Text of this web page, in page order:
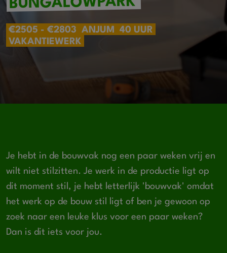
€2505 - €2803 ANJUM
40 UUR
VAKANTIEWERK
Je hebt in de bouwvak nog een paar weken vrij en
wilt niet stilzitten. Je werk in de productie ligt op
dit moment stil, je hebt letterlijk 'bouwvak' omdat
het werk op de bouw stil ligt of ben je gewoon op
zoek naar een leuke klus voor een paar weken?
Dan is dit iets voor jou.